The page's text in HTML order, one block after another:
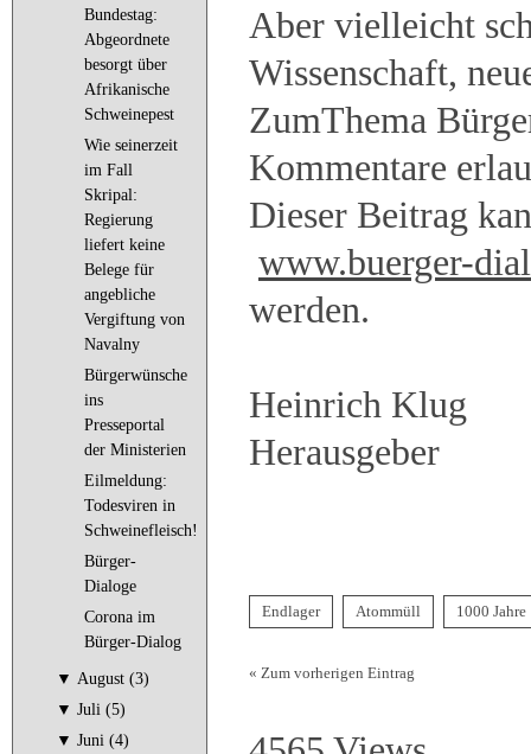
Bundestag:
Abgeordnete
besorgt über
Afri­kanische
Schweine­pest
Wie seinerzeit
im Fall
Skripal:
Regierung
liefert keine
Belege für
angebliche
Vergiftung von
Navalny
Bürgerwünsche
ins
Presseportal
der Ministerien
Eilmeldung:
Todesviren in
Schweinefleisch!
Bürger-
Dialoge
Corona im
Bürger-Dialog
▼ August (3)
▼ Juli (5)
▼ Juni (4)
Aber vielleicht
Wissenschaft,
ZumThema
Kommentare
Dieser Beitrag
www.buerger-
werden.
Heinrich Klug
Herausgeber
Endlager Atommüll 1000 Jahre
« Zum vorherigen Eintrag